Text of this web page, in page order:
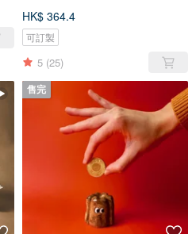
HK$ 364.4
可訂製
5 (25)
售完